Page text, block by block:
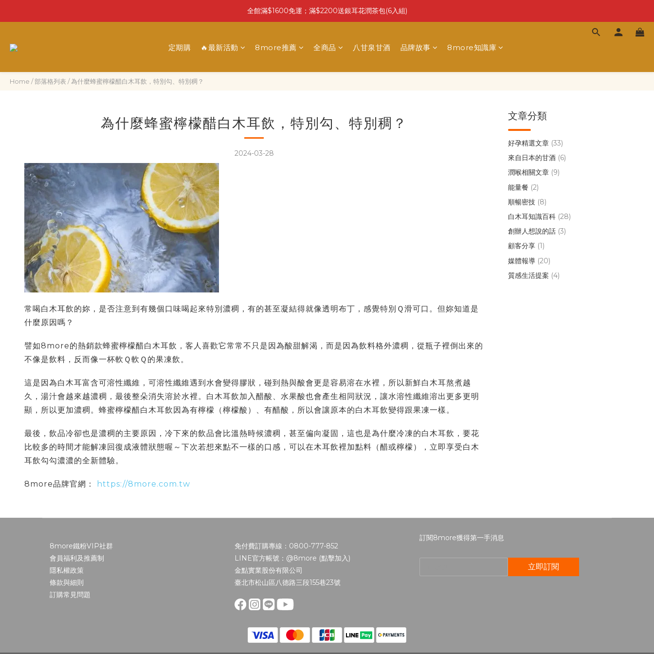
全館滿$1600免運；滿$2200送銀耳花潤茶包(6入組)
定期購 🔥最新活動 8more推薦 全商品 八甘泉甘酒 品牌故事 8more知識庫
Home /部落格列表 /為什麼蜂蜜檸檬醋白木耳飲，特別勾、特別稠？
為什麼蜂蜜檸檬醋白木耳飲，特別勾、特別稠？
2024-03-28
常喝白木耳飲的妳，是否注意到有幾個口味喝起來特別濃稠，有的甚至凝結得就像透明布丁，感覺特別Ｑ滑可口。但妳知道是
什麼原因嗎？
譬如8more的熱銷款蜂蜜檸檬醋白木耳飲，客人喜歡它常常不只是因為酸甜解渴，而是因為飲料格外濃稠，從瓶子裡倒出來的
不像是飲料，反而像一杯軟Ｑ軟Ｑ的果凍飲。
這是因為白木耳富含可溶性纖維，可溶性纖維遇到水會變得膠狀，碰到熱與酸會更是容易溶在水裡，所以新鮮白木耳熬煮越
久，湯汁會越來越濃稠，最後整朵消失溶於水裡。白木耳飲加入醋酸、水果酸也會產生相同狀況，讓水溶性纖維溶出更多更明
顯，所以更加濃稠。蜂蜜檸檬醋白木耳飲因為有檸檬（檸檬酸）、有醋酸，所以會讓原本的白木耳飲變得跟果凍一樣。
最後，飲品冷卻也是濃稠的主要原因，冷下來的飲品會比溫熱時候濃稠，甚至偏向凝固，這也是為什麼冷凍的白木耳飲，要花
比較多的時間才能解凍回復成液體狀態喔～下次若想來點不一樣的口感，可以在木耳飲裡加點料（醋或檸檬），立即享受白木
耳飲勾勾濃濃的全新體驗。
8more品牌官網： https://8more.com.tw
文章分類
好孕精選文章 (33)
來自日本的甘酒 (6)
潤喉相關文章 (9)
能量餐 (2)
順暢密技 (8)
白木耳知識百科 (28)
創辦人想說的話 (3)
顧客分享 (1)
媒體報導 (20)
質感生活提案 (4)
8more鐵粉VIP社群
會員福利及推薦制
隱私權政策
條款與細則
訂購常見問題
免付費訂購專線：0800-777-852
LINE官方帳號：@8more (點擊加入)
金點實業股份有限公司
臺北市松山區八德路三段155巷23號
訂閱8more獲得第一手消息
立即訂閱